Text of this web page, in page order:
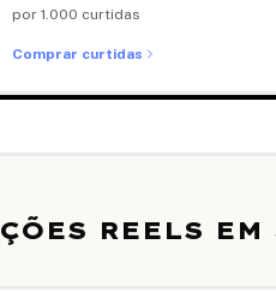
por 1.000 curtidas
Comprar curtidas
REELS EM